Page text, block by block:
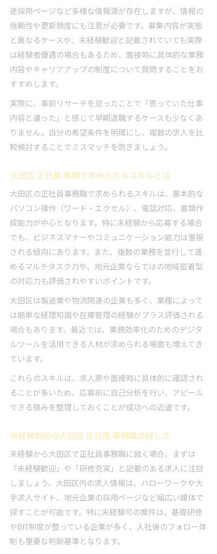
途採用ページなど多様な情報源が存在しますが、情報の
信頼性や更新頻度にも注意が必要です。募集内容が実態
と異なるケースや、未経験歓迎と記載されていても実際
は経験者優遇の場合もあるため、面接時に具体的な業務
内容やキャリアアップの制度について質問することをお
すすめします。
実際に、事前リサーチを怠ったことで「思っていた仕事
内容と違った」と感じて早期退職するケースも少なくあ
りません。自分の希望条件を明確にし、複数の求人を比
較検討することでミスマッチを防ぎましょう。
大田区 正社員 事務で求められるスキルとは
大田区の正社員事務職で求められるスキルは、基本的な
パソコン操作（ワード・エクセル）、電話対応、書類作
成能力が中心となります。特に未経験から応募する場合
でも、ビジネスマナーやコミュニケーション能力は重視
される傾向にあります。また、複数の業務を並行して進
めるマルチタスク力や、地元企業ならではの地域密着型
の対応力も評価されやすいポイントです。
大田区は製造業や物流関連の企業も多く、業種によって
は簡単な経理知識や在庫管理の経験がプラス評価される
場合もあります。最近では、業務効率化のためのデジタ
ルツールを活用できる人材が求められる場面も増えてき
ています。
これらのスキルは、求人票や面接時に具体的に確認され
ることが多いため、応募前に自己分析を行い、アピール
できる強みを整理しておくことが成功への近道です。
未経験歓迎の大田区 正社員 事務職の探し方
未経験から大田区で正社員事務職に就く場合、まずは
「未経験歓迎」や「研修充実」と記載のある求人に注目
しましょう。大田区内の求人情報は、ハローワークや大
手求人サイト、地元企業の採用ページなど幅広い媒体で
探すことが可能です。特に未経験可の案件は、基礎研修
やOJT制度が整っている企業が多く、入社後のフォロー体
制も重要な判断基準となります。